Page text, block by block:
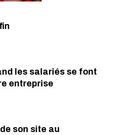
les salariés se font
entreprise
son site au